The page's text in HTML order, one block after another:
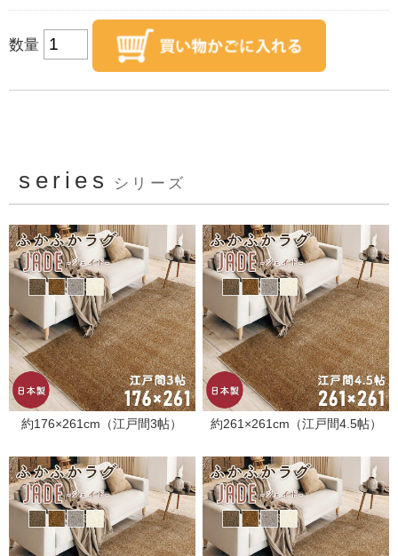
数量
series シリーズ
約176×261cm（江戸間3帖） 約261×261cm（江戸間4.5帖）